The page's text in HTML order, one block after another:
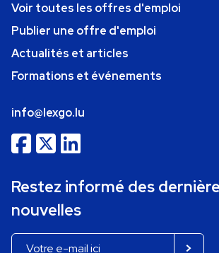
Voir toutes les offres d'emploi
Publier une offre d'emploi
Actualités et articles
Formations et événements
info@lexgo.lu
Restez informé des
nouvelles